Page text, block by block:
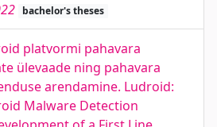
bachelor's theses
platvormi pahavara
ülevaade ning pahavara
arendamine. Ludroid:
Malware Detection